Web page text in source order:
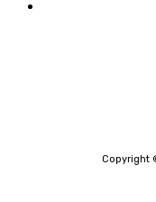
Copyright